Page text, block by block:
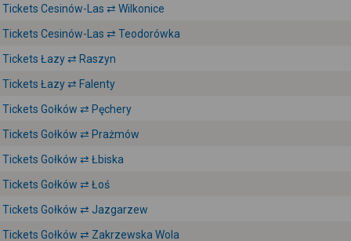
Tickets Cesinów-Las ⇄ Wilkonice
Tickets Cesinów-Las ⇄ Teodorówka
Tickets Łazy ⇄ Raszyn
Tickets Łazy ⇄ Falenty
Tickets Gołków ⇄ Pęchery
Tickets Gołków ⇄ Prażmów
Tickets Gołków ⇄ Łbiska
Tickets Gołków ⇄ Łoś
Tickets Gołków ⇄ Jazgarzew
Tickets Gołków ⇄ Zakrzewska Wola